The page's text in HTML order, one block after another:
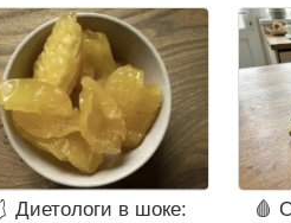
Диетологи в шоке:
🩸